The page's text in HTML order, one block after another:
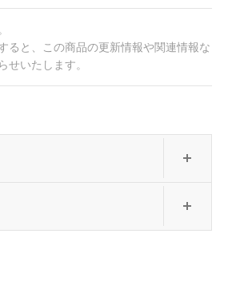
ると、この商品の更新情報や関連情報な
せいたします。